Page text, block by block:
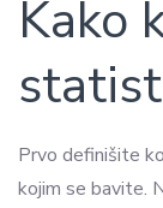
Kako
Prvo definišite
kojim se bavite.